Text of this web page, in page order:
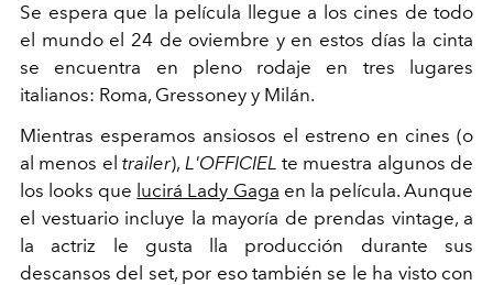
Se espera que la película llegue a los cines de todo
el mundo el 24 de oviembre y en estos días la cinta
se encuentra en pleno rodaje en tres lugares
italianos: Roma, Gressoney y Milán.
Mientras esperamos ansiosos el estreno en cines (o
al menos eltrailer), L'OFFICIEL te muestra algunos de
los looks que lucirá Lady Gaga en la película. Aunque
el vestuario incluye la mayoría de prendas vintage, a
la actriz le gusta lla producción durante sus
descansos del set, por eso también se le ha visto con